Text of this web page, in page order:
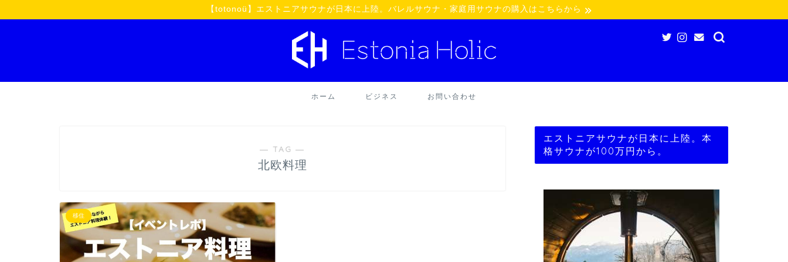
【totonoü】エストニアサウナが日本に上陸。バレルサウナ・家庭用サウナの購入はこちらから
ホーム ビジネス お問い合わせ
― TAG ―
北欧料理
移住
エストニアサウナが日本に上陸。本
格サウナが100万円から。